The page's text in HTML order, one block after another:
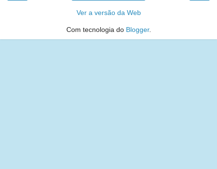
Ver a versão da Web
Com tecnologia do Blogger.